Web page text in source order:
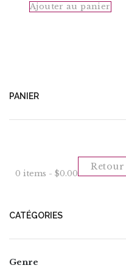
$2
$1
Ajouter au panier
PANIER
0 items - $0.00
Retour
CATÉGORIES
Genre